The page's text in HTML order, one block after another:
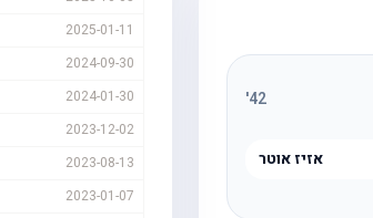
42
'
אזיז אוטר
2025-01-11
2024-09-30
2024-01-30
2023-12-02
2023-08-13
2023-01-07